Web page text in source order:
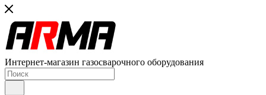
Интернет-магазин газосварочного оборудования